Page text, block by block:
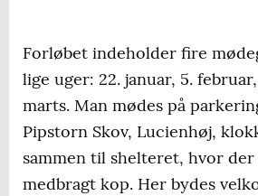
Forløbet indeholder fire
lige uger: 22. januar, 5.
marts. Man mødes på
Pipstorn Skov, Lucienhøj,
sammen til shelteret, hvor
medbragt kop. Her bydes